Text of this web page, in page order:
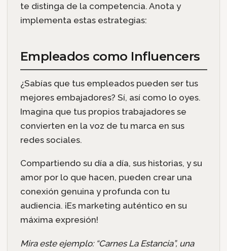
te distinga de la competencia. Anota y
implementa estas estrategias:
Empleados como Influencers
¿Sabías que tus empleados pueden ser tus
mejores embajadores? Sí, así como lo oyes.
Imagina que tus propios trabajadores se
convierten en la voz de tu marca en sus
redes sociales.
Compartiendo su día a día, sus historias, y su
amor por lo que hacen, pueden crear una
conexión genuina y profunda con tu
audiencia. ¡Es marketing auténtico en su
máxima expresión!
Mira este ejemplo: “Carnes La Estancia”, una